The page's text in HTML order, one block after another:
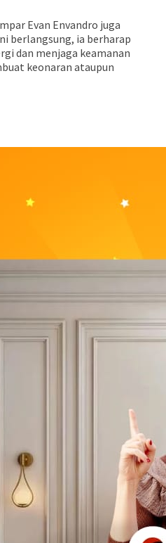
Evan Envandro juga
berlangsung, ia berharap
dan menjaga keamanan
keonaran ataupun